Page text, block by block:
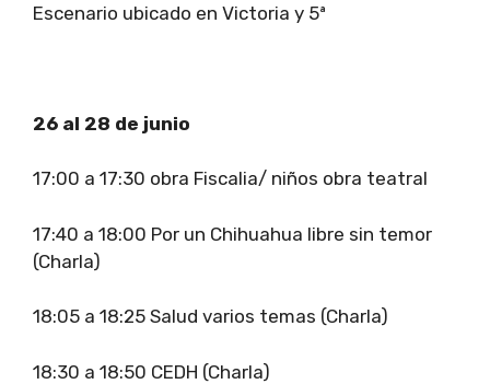
Escenario ubicado en Victoria y 5ª
26 al 28 de junio
17:00 a 17:30 obra Fiscalia/ niños obra teatral
17:40 a 18:00 Por un Chihuahua libre sin temor
(Charla)
18:05 a 18:25 Salud varios temas (Charla)
18:30 a 18:50 CEDH (Charla)